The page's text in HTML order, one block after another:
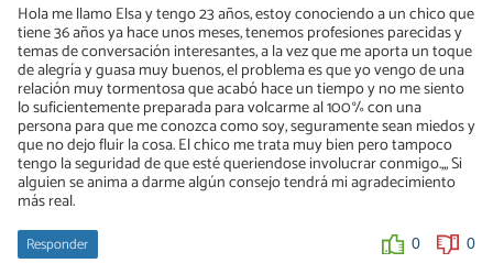
Hola me llamo Elsa y tengo 23 años, estoy conociendo a un chico que
tiene 36 años ya hace unos meses, tenemos profesiones parecidas y
temas de conversación interesantes, a la vez que me aporta un toque
de alegría y guasa muy buenos, el problema es que yo vengo de una
relación muy tormentosa que acabó hace un tiempo y no me siento
lo suficientemente preparada para volcarme al 100% con una
persona para que me conozca como soy, seguramente sean miedos y
que no dejo fluir la cosa. El chico me trata muy bien pero tampoco
tengo la seguridad de que esté queriendose involucrar conmigo.,,, Si
alguien se anima a darme algún consejo tendrá mi agradecimiento
más real.
Responder 0 0